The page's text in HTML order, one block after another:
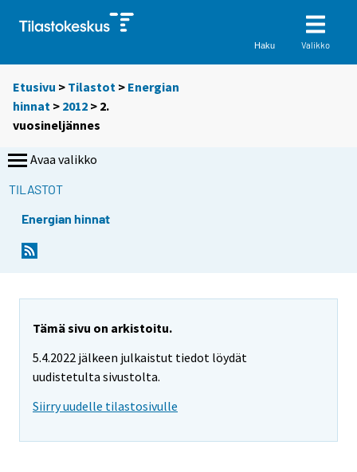
Haku Valikko
Etusivu > Tilastot > Energian
hinnat > 2012 > 2.
vuosineljännes
Avaa valikko
TILASTOT
Energian hinnat
Tämä sivu on arkistoitu.
5.4.2022 jälkeen julkaistut tiedot löydät
uudistetulta sivustolta.
Siirry uudelle tilastosivulle